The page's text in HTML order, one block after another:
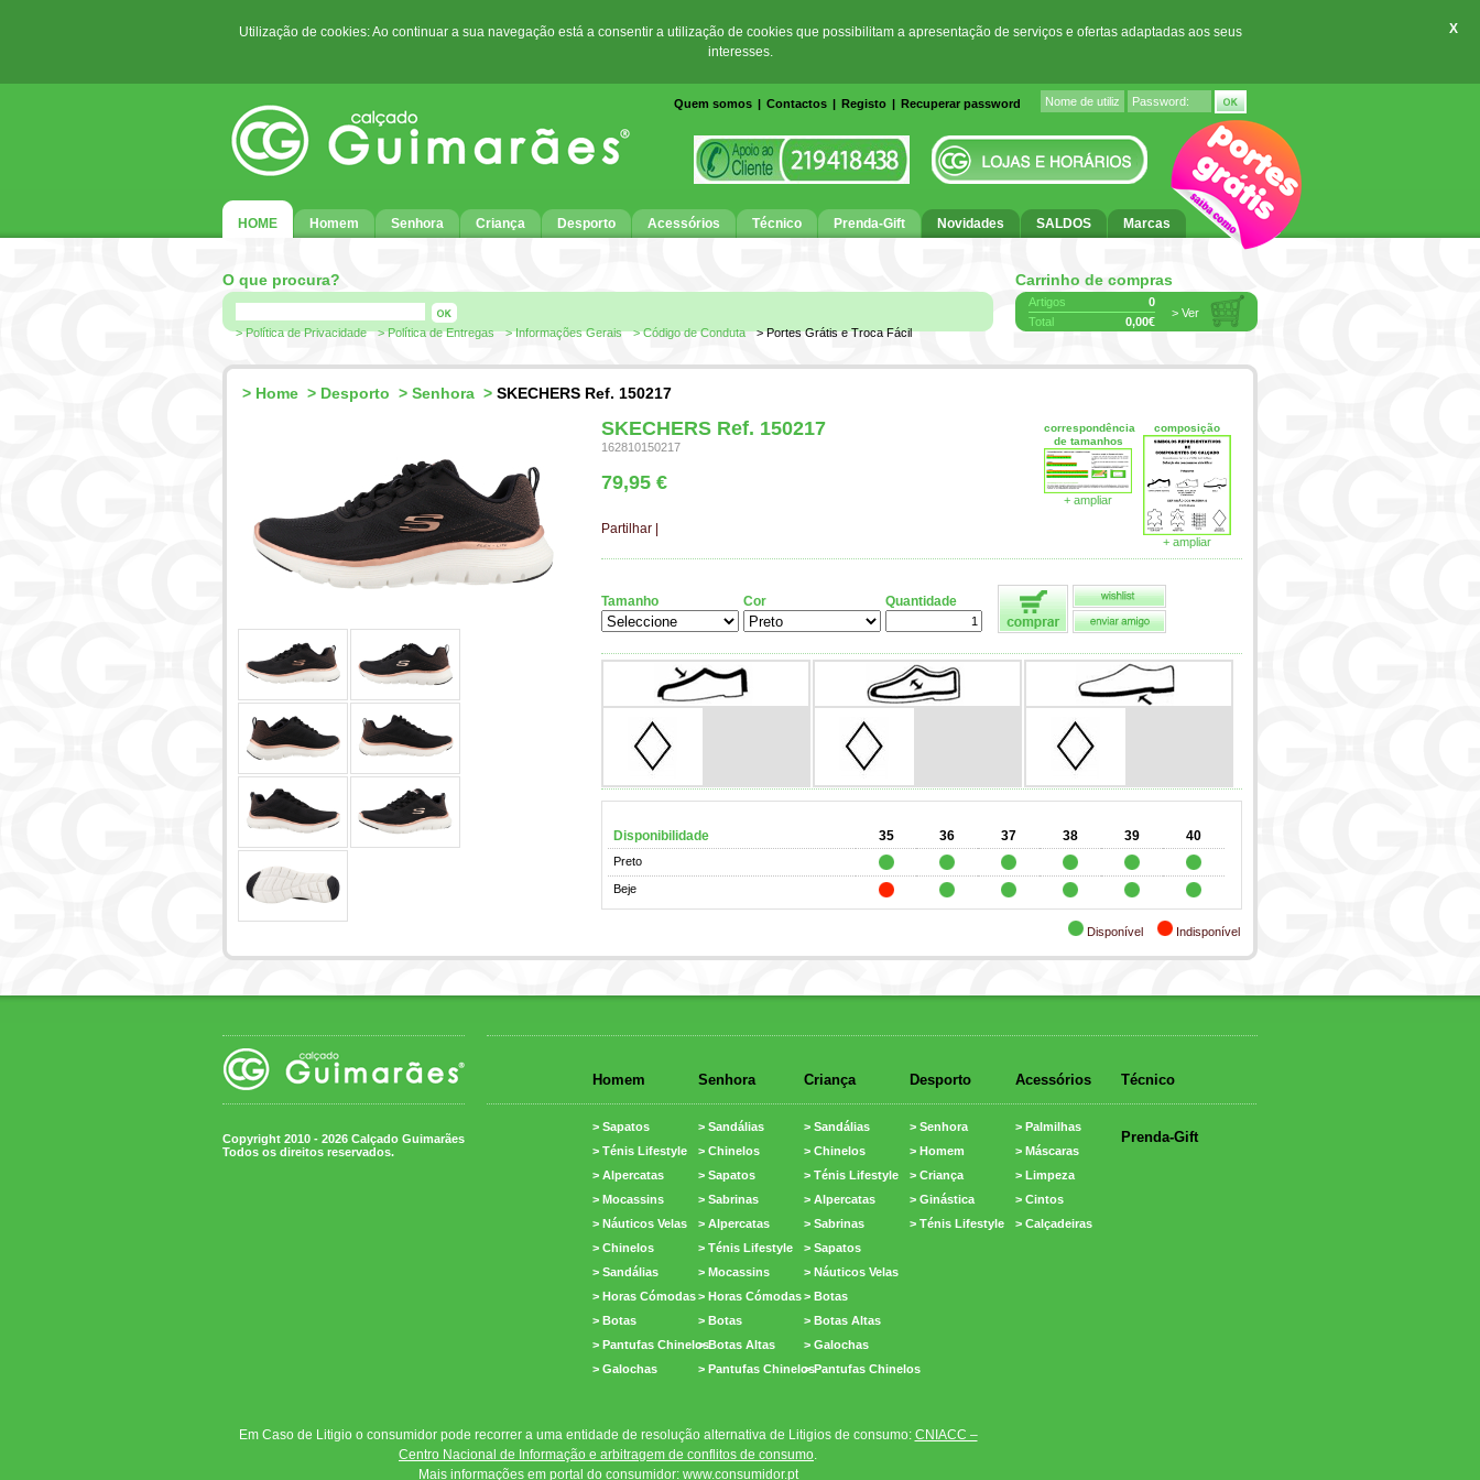
Utilização de cookies: Ao continuar a sua navegação está a consentir a utilização de cookies que possibilitam a apresentação de serviços e ofertas adaptadas aos seus
interesses.
X
Quem somos | Contactos | Registo | Recuperar password
HOME Homem Senhora Criança Desporto Acessórios Técnico Prenda-Gift Novidades SALDOS Marcas
O que procura? Carrinho de compras
> Política de Privacidade > Política de Entregas > Informações Gerais > Código de Conduta > Portes Grátis e Troca Fácil
Artigos
0
Total
0,00€
> Ver
> Home > Desporto > Senhora > SKECHERS Ref. 150217
SKECHERS Ref. 150217
162810150217
79,95 €
Partilhar
composição
+ ampliar
correspondência
de tamanhos
+ ampliar
Tamanho Cor Quantidade
Disponibilidade 35 36 37 38 39 40
Preto
Beje
Disponível Indisponível
Copyright 2010 - 2026 Calçado Guimarães
Todos os direitos reservados.
Homem
> Sapatos
> Ténis Lifestyle
> Alpercatas
> Mocassins
> Náuticos Velas
> Chinelos
> Sandálias
> Horas Cómodas
> Botas
> Pantufas Chinelos
> Galochas
Senhora
> Sandálias
> Chinelos
> Sapatos
> Sabrinas
> Alpercatas
> Ténis Lifestyle
> Mocassins
> Horas Cómodas
> Botas
> Botas Altas
> Pantufas Chinelos
Criança
> Sandálias
> Chinelos
> Ténis Lifestyle
> Alpercatas
> Sabrinas
> Sapatos
> Náuticos Velas
> Botas
> Botas Altas
> Galochas
> Pantufas Chinelos
Desporto
> Senhora
> Homem
> Criança
> Ginástica
> Ténis Lifestyle
Acessórios
> Palmilhas
> Máscaras
> Limpeza
> Cintos
> Calçadeiras
Técnico
Prenda-Gift
Em Caso de Litigio o consumidor pode recorrer a uma entidade de resolução alternativa de Litigios de consumo: CNIACC –
Centro Nacional de Informação e arbitragem de conflitos de consumo.
Mais informações em portal do consumidor: www.consumidor.pt